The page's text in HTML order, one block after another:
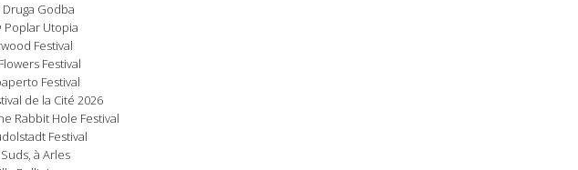
Druga Godba
Poplar Utopia
Festival
Festival
Festival
de la Cité 2026
Rabbit Hole Festival
Festival
à Arles